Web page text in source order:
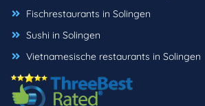
Fischrestaurants in Solingen
Sushi in Solingen
Vietnamesische restaurants in Solingen